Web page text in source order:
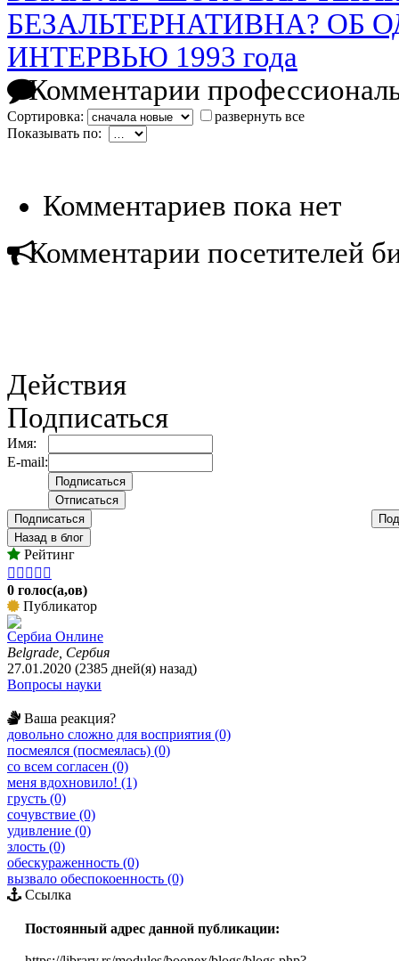
БЕЗАЛЬТЕРНАТИВНА? ОБ
ИНТЕРВЬЮ 1993 года
Комментарии
Сортировка:
развернуть все
Показывать по:
Комментариев пока нет
Комментарии посетителей
Действия
Подписаться
Имя:
E-mail:
Подписаться
Назад в блог
Рейтинг
    
0 голос(а,ов)
Публикатор
Сербиа Онлине
Belgrade, Сербия
27.01.2020 (2385 дней(я) назад)
Вопросы науки
Ваша реакция?
довольно сложно для восприятия (0)
посмеялся (посмеялась) (0)
со всем согласен (0)
меня вдохновило! (1)
грусть (0)
сочувствие (0)
удивление (0)
злость (0)
обескураженность (0)
вызвало обеспокоенность (0)
Ссылка
Постоянный адрес данной публикации: